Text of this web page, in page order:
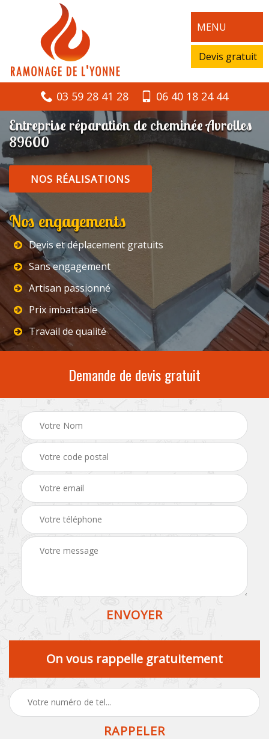
MENU
Devis gratuit
03 59 28 41 28 06 40 18 24 44
Entreprise réparation de cheminée Avrolles
89600
NOS RÉALISATIONS
Nos engagements
Devis et déplacement gratuits
Sans engagement
Artisan passionné
Prix imbattable
Travail de qualité
Demande de devis gratuit
On vous rappelle gratuitement